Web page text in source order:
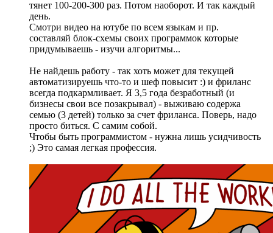
тянет 100-200-300 раз. Потом наоборот. И так каждый
день.
Смотри видео на ютубе по всем языкам и пр.
составляй блок-схемы своих программок которые
придумываешь - изучи алгоритмы...
Не найдешь работу - так хоть может для текущей
автоматизируешь что-то и шеф повысит :) и фриланс
всегда подкармливает. Я 3,5 года безработный (и
бизнесы свои все позакрывал) - выживаю содержа
семью (3 детей) только за счет фриланса. Поверь, надо
просто биться. С самим собой.
Чтобы быть программистом - нужна лишь усидчивость
;) Это самая легкая профессия.